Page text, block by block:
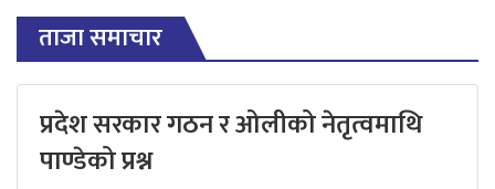
ताजा समाचार
प्रदेश सरकार गठन र ओलीको नेतृत्वमाथि
पाण्डेको प्रश्न